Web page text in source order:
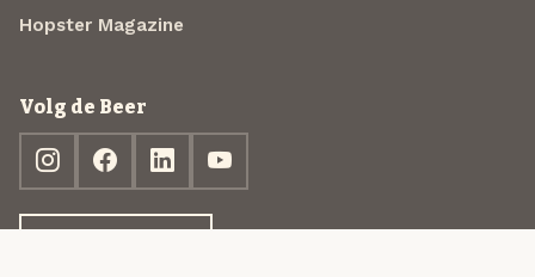
Hopster Magazine
Volg de Beer